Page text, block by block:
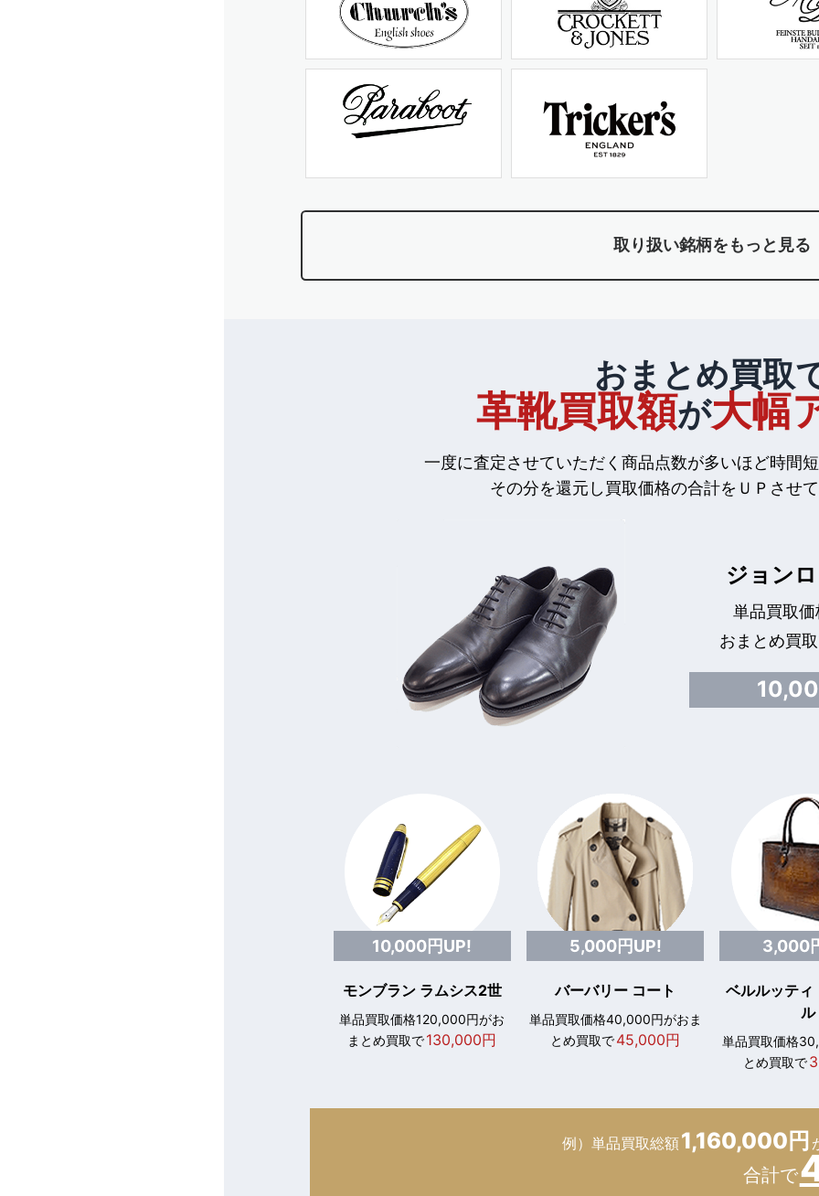
取り扱い銘柄をもっと見る
おまとめ買取
革靴買取額が大幅
一度に査定させていただく商品点数が多いほど時間
その分を還元し買取価格の合計をＵＰさせ
ジョン
単品買取
おまとめ買
10,000円UP!
モンブラン ラムシス2世
単品買取価格120,000円がお
まとめ買取で130,000円
5,000円UP!
バーバリー コート
単品買取価格40,000円がおま
とめ買取で45,000円
3,000
ベルルッティ
ル
単品買取価格
とめ買取で
例）単品買取総額1,160,000円
合計で